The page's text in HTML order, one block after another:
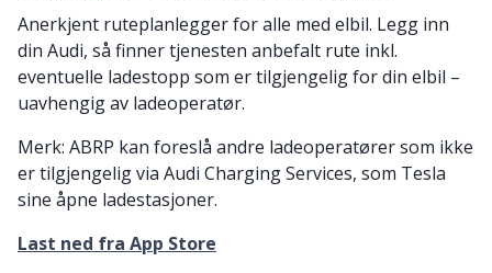
Anerkjent ruteplanlegger for alle med elbil. Legg inn
din Audi, så finner tjenesten anbefalt rute inkl.
eventuelle ladestopp som er tilgjengelig for din elbil –
uavhengig av ladeoperatør.
Merk: ABRP kan foreslå andre ladeoperatører som ikke
er tilgjengelig via Audi Charging Services, som Tesla
sine åpne ladestasjoner.
Last ned fra App Store